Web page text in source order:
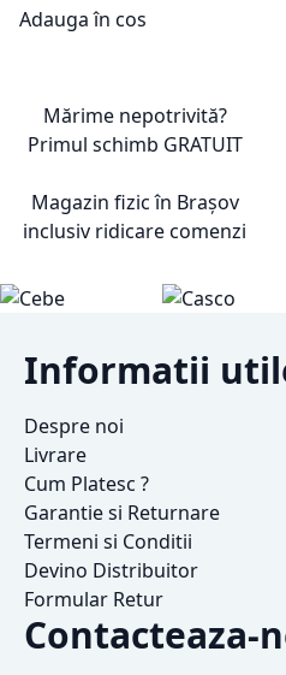
Adauga în cos
Mărime nepotrivită?
Primul schimb GRATUIT
Magazin fizic în Brașov
inclusiv ridicare comenzi
Informatii
Despre noi
Livrare
Cum Platesc ?
Garantie si Returnare
Termeni si Conditii
Devino Distribuitor
Formular Retur
Contacteaza-